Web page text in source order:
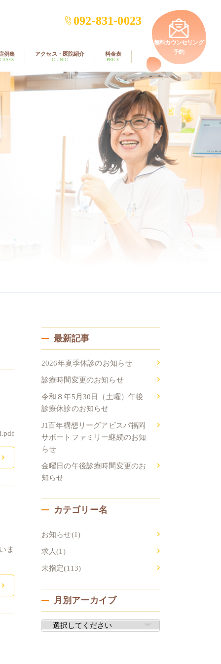
092-831-0023
矯正歯科
ング 一般治療
例集 アクセス・医院紹介
CLINIC
料金表
PRICE
無料カウンセリング
予約
ま
最新記事
2026年夏季休診のお知らせ
診療時間変更のお知らせ
令和８年5月30日（土曜）午後
診療休診のお知らせ
J1百年構想リーグアビスパ福岡
サポートファミリー継続のお知
らせ
金曜日の午後診療時間変更のお
知らせ
カテゴリー名
お知らせ(1)
求人(1)
未指定(113)
月別アーカイブ